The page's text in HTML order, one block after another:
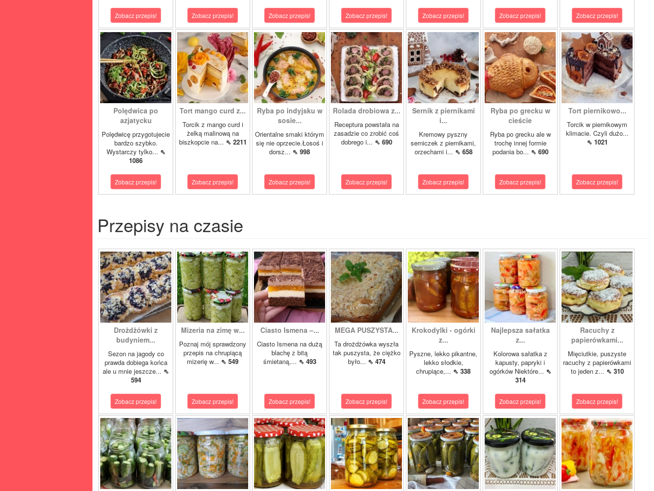
Zobacz przepis! Zobacz przepis! Zobacz przepis! Zobacz przepis! Zobacz przepis! Zobacz przepis! Zobacz przepis!
Polędwica po
azjatycku
Polędwicę przygotujecie
bardzo szybko.
Wystarczy tylko... ⇖
1086
Zobacz przepis!
Tort mango curd z...
Torcik z mango curd i
żelką malinową na
biszkopcie na... ⇖ 2211
Zobacz przepis!
Ryba po indyjsku w
sosie...
Orientalne smaki którym
się nie oprzecie.Łosoś i
dorsz... ⇖ 998
Zobacz przepis!
Rolada drobiowa z...
Receptura powstała na
zasadzie co zrobić coś
dobrego i... ⇖ 690
Zobacz przepis!
Sernik z piernikami
i...
Kremowy pyszny
serniczek z piernikami,
orzechami i... ⇖ 658
Zobacz przepis!
Ryba po grecku w
cieście
Ryba po grecku ale w
trochę innej formie
podania bo... ⇖ 690
Zobacz przepis!
Tort piernikowo...
Torcik w piernikowym
klimacie. Czyli dużo...
⇖ 1021
Zobacz przepis!
Przepisy na czasie
Drożdżówki z
budyniem...
Sezon na jagody co
prawda dobiega końca
ale u mnie jeszcze... ⇖
594
Zobacz przepis!
Mizeria na zimę w...
Poznaj mój sprawdzony
przepis na chrupiącą
mizerię w... ⇖ 549
Zobacz przepis!
Ciasto Ismena –...
Ciasto Ismena na dużą
blachę z bitą
śmietaną,... ⇖ 493
Zobacz przepis!
MEGA PUSZYSTA...
Ta drożdżówka wyszła
tak puszysta, że ciężko
było... ⇖ 474
Zobacz przepis!
Krokodylki - ogórki
z...
Pyszne, lekko pikantne,
lekko słodkie,
chrupiące,... ⇖ 338
Zobacz przepis!
Najlepsza sałatka
z...
Kolorowa sałatka z
kapusty, papryki i
ogórków Niektóre... ⇖
314
Zobacz przepis!
Racuchy z
papierówkami...
Mięciutkie, puszyste
racuchy z papierówkami
to jeden z... ⇖ 310
Zobacz przepis!